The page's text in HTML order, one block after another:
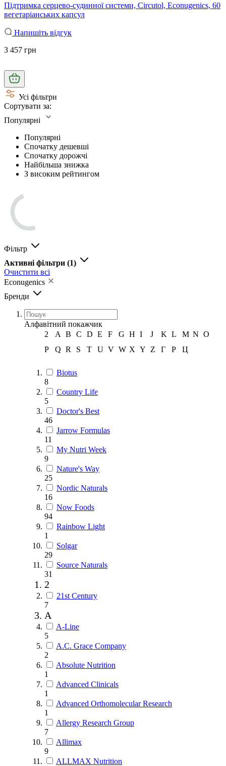
Підтримка серцево-судинної системи, Circutol, Econugenics, 60
вегетаріанських капсул
Напишіть відгук
3 457 грн
Усі фільтри
Сортувати за:
Популярні
Популярні
Спочатку дешевші
Спочатку дорожчі
Найбільша знижка
З високим рейтингом
Фільтр
Активні фільтри (1)
Очистити всі
Econugenics
Бренди
Алфавітний покажчик
2
A B C D E F G H I J K L M N O
P
Q R S T U V W X Y Z Г Р Ц
Biotus
8
Country Life
5
Doctor's Best
46
Jarrow Formulas
11
My Nutri Week
9
Nature's Way
25
Nordic Naturals
16
Now Foods
94
Rainbow Light
1
Solgar
29
Source Naturals
31
2
21st Century
7
A
A-Line
5
A.C. Grace Company
2
Absolute Nutrition
1
Advanced Clinicals
1
Advanced Orthomolecular Research
1
Allergy Research Group
7
Allimax
9
ALLMAX Nutrition